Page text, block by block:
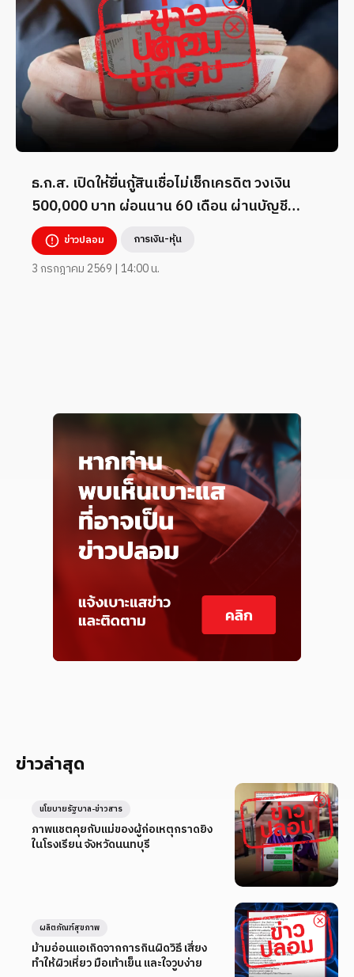
ธ.ก.ส. เปิดให้ยื่นกู้สินเชื่อไม่เช็กเครดิต วงเงิน
500,000 บาท ผ่อนนาน 60 เดือน ผ่านบัญชี
TikTok _7824260
ข่าวปลอม การเงิน-หุ้น
3 กรกฎาคม 2569 | 14:00 น.
ข่าวล่าสุด
ภาพแชตคุยกับแม่ของผู้ก่อเหตุกราดยิง
ในโรงเรียน จังหวัดนนทบุรี
นโยบายรัฐบาล-ข่าวสาร
ม้ามอ่อนแอเกิดจากการกินผิดวิธี เสี่ยง
ทำให้ผิวเหี่ยว มือเท้าเย็น และใจวูบง่าย
ผลิตภัณฑ์สุขภาพ